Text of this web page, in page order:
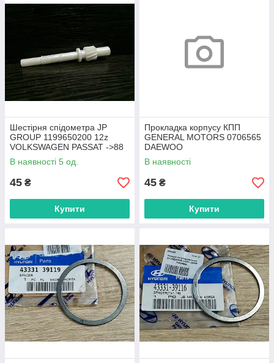
Шестірня спідометра JP
GROUP 1199650200 12z
VOLKSWAGEN PASSAT ->88
В наявності 5 од.
45 ₴
Купити
Прокладка корпусу КПП
GENERAL MOTORS 0706565
DAEWOO
В наявності
45 ₴
Купити